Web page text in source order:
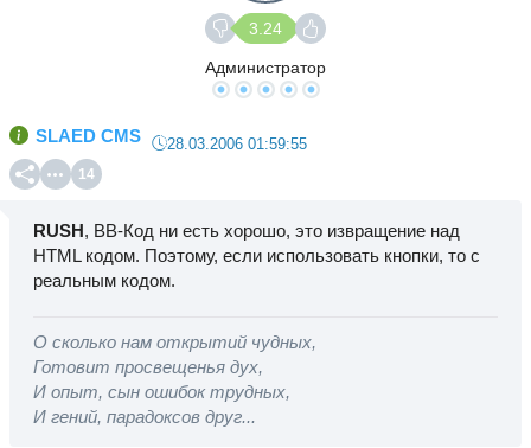
3.24
Администратор
SLAED CMS 28.03.2006 01:59:55
14
RUSH, BB-Код ни есть хорошо, это извращение над
HTML кодом. Поэтому, если использовать кнопки, то с
реальным кодом.
О сколько нам открытий чудных,
Готовит просвещенья дух,
И опыт, сын ошибок трудных,
И гений, парадоксов друг...